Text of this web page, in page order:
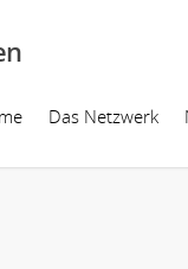
Das Netzwerk